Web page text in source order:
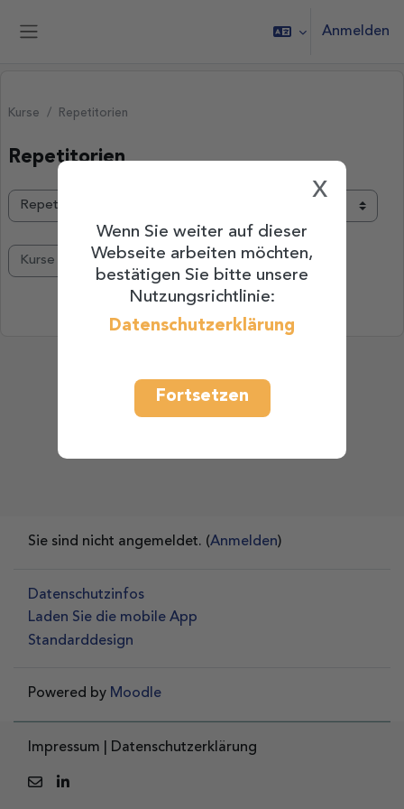
Wenn Sie weiter auf dieser
Webseite arbeiten möchten,
bestätigen Sie bitte unsere
Nutzungsrichtlinie:
Datenschutzerklärung
Fortsetzen
x
Anmelden
Kurse Repetitorien
Repetitorien
Unsere Angebote
Kurse suchen
Kurse suchen
Sie sind nicht angemeldet. (Anmelden)
Datenschutzinfos
Laden Sie die mobile App
Standarddesign
Powered by Moodle
Impressum Datenschutzerklärung